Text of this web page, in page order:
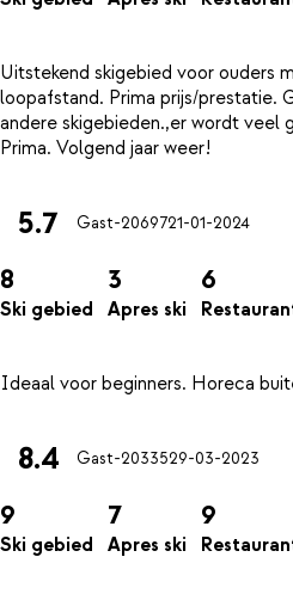
Uitstekend skigebied voor ouders
loopafstand. Prima prijs/prestatie.
andere skigebieden.,er wordt veel
5.7 Gast-2069721-01-2024
8
Ski gebied
3
Apres ski
6
8.4 Gast-2033529-03-2023
9
Ski gebied
7
Apres ski
9